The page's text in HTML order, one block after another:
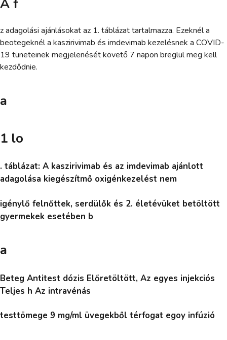
A f
z adagolási ajánlásokat az 1. táblázat tartalmazza. Ezeknél a
beotegeknél a kaszirivimab és imdevimab kezelésnek a COVID-
19 tüneteinek megjelenését követő 7 napon breglül meg kell
kezdődnie.
a
1 lo
. táblázat: A kaszirivimab és az imdevimab ajánlott
adagolása kiegészítmő oxigénkezelést nem
igénylő felnőttek, serdülők és 2. életévüket betöltött
gyermekek esetében b
a
Beteg Antitest dózis Előretöltött, Az egyes injekciós
Teljes h Az intravénás
testtömege 9 mg/ml üvegekből térfogat egoy infúzió